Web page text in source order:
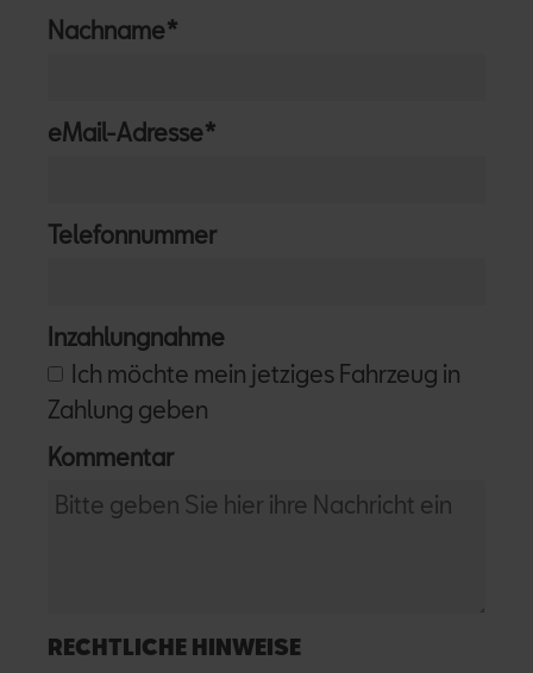
Pflichtfeld
Nachname*
Pflichtfeld
eMail-Adresse*
Telefonnummer
Inzahlungnahme
Ich möchte mein jetziges Fahrzeug in
Zahlung geben
Kommentar
RECHTLICHE HINWEISE